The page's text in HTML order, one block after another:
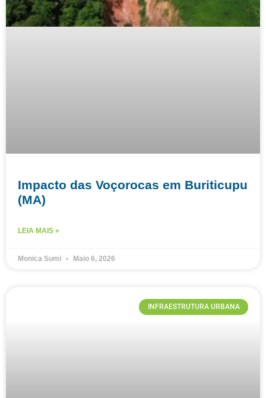
Impacto das Voçorocas em Buriticupu
(MA)
LEIA MAIS »
Monica Sumi Maio 6, 2026
INFRAESTRUTURA URBANA